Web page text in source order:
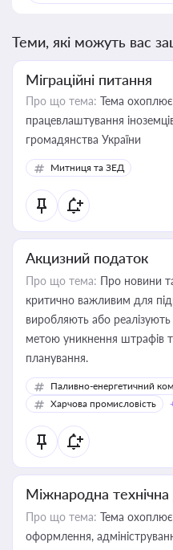
Теми, які можуть вас
Міграційні питання
Про що тема: Тема охоплює
працевлаштування
громадянства України
Митниця та ЗЕД
Акцизний податок
Про що тема: Про новини
критично важливим для
виробляють або
метою уникнення штрафів
планування.
Паливно-енергетичний
Харчова промисловість
Міжнародна
Про що тема: Тема
оформлення,